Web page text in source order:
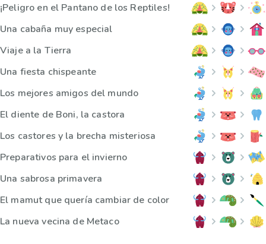
¡Peligro en el Pantano de los Reptiles!
Una cabaña muy especial
Viaje a la Tierra
Una fiesta chispeante
Los mejores amigos del mundo
El diente de Boni, la castora
Los castores y la brecha misteriosa
Preparativos para el invierno
Una sabrosa primavera
El mamut que quería cambiar de color
La nueva vecina de Metaco